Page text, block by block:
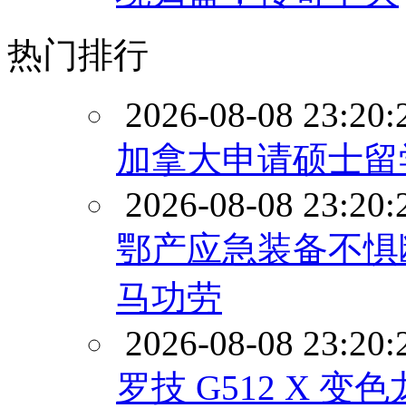
热门排行
2026-08-08
加拿大申请硕士
2026-08-08
鄂产应急装备不
马功劳
2026-08-08
罗技 G512 X 变色